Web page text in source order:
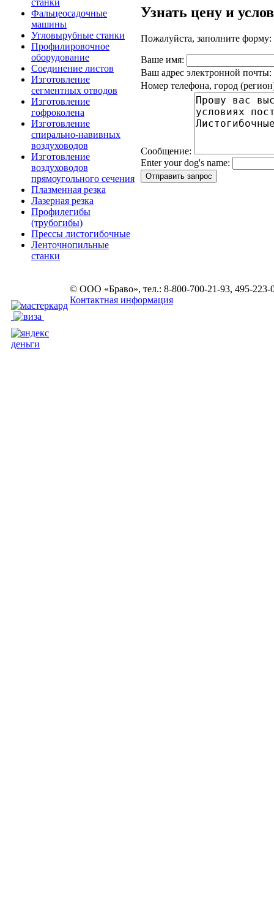
Фальцеосадочные
машины
Угловырубные станки
Профилировочное
оборудование
Соединение листов
Изготовление
сегментных отводов
Изготовление
гофроколена
Изготовление
спирально-навивных
воздуховодов
Изготовление
воздуховодов
прямоугольного сечения
Плазменная резка
Лазерная резка
Профилегибы
(трубогибы)
Прессы листогибочные
Ленточнопильные
станки
Узнать цену и
Пожалуйста, заполните форму:
Ваше имя:
Ваш адрес электронной почты:
Hoмep телeфoна, гopoд
Сообщение:
Enter your dog's name:
© ООО «Браво», тел.: 8-800-700-21-93, 495-223-
Контактная информация